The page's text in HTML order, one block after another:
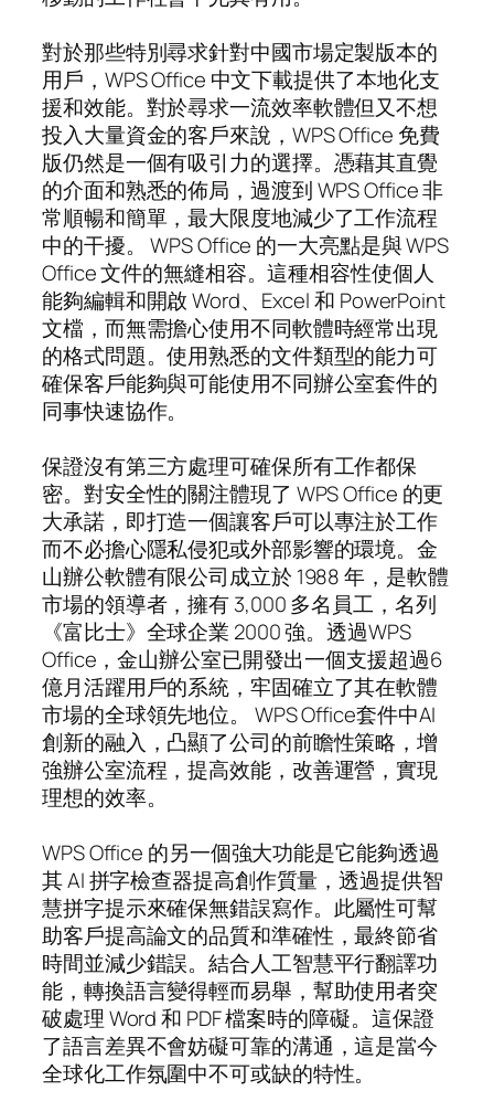
對於那些特別尋求針對中國市場定製版本的
用戶，WPS Office 中文下載提供了本地化支
援和效能。對於尋求一流效率軟體但又不想
投入大量資金的客戶來說，WPS Office 免費
版仍然是一個有吸引力的選擇。憑藉其直覺
的介面和熟悉的佈局，過渡到 WPS Office 非
常順暢和簡單，最大限度地減少了工作流程
中的干擾。 WPS Office 的一大亮點是與 WPS
Office 文件的無縫相容。這種相容性使個人
能夠編輯和開啟 Word、Excel 和 PowerPoint
文檔，而無需擔心使用不同軟體時經常出現
的格式問題。使用熟悉的文件類型的能力可
確保客戶能夠與可能使用不同辦公室套件的
同事快速協作。
保證沒有第三方處理可確保所有工作都保
密。對安全性的關注體現了 WPS Office 的更
大承諾，即打造一個讓客戶可以專注於工作
而不必擔心隱私侵犯或外部影響的環境。金
山辦公軟體有限公司成立於 1988 年，是軟體
市場的領導者，擁有 3,000 多名員工，名列
《富比士》全球企業 2000 強。透過WPS
Office，金山辦公室已開發出一個支援超過6
億月活躍用戶的系統，牢固確立了其在軟體
市場的全球領先地位。 WPS Office套件中AI
創新的融入，凸顯了公司的前瞻性策略，增
強辦公室流程，提高效能，改善運營，實現
理想的效率。
WPS Office 的另一個強大功能是它能夠透過
其 AI 拼字檢查器提高創作質量，透過提供智
慧拼字提示來確保無錯誤寫作。此屬性可幫
助客戶提高論文的品質和準確性，最終節省
時間並減少錯誤。結合人工智慧平行翻譯功
能，轉換語言變得輕而易舉，幫助使用者突
破處理 Word 和 PDF 檔案時的障礙。這保證
了語言差異不會妨礙可靠的溝通，這是當今
全球化工作氛圍中不可或缺的特性。